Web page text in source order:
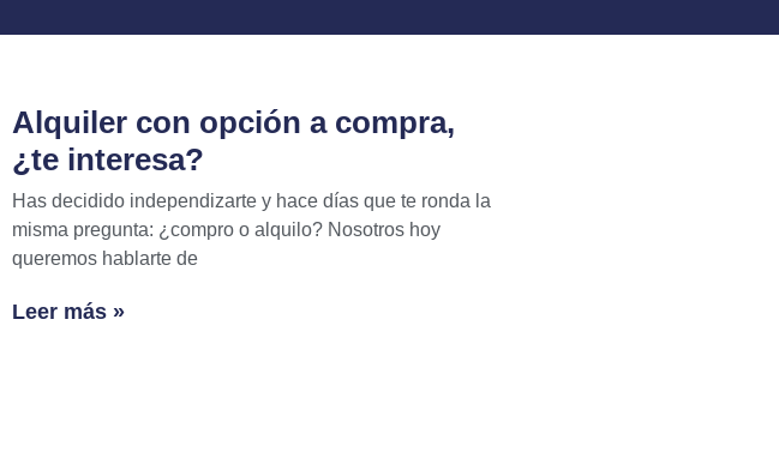
Alquiler con opción a compra,
¿te interesa?
Has decidido independizarte y hace días que te ronda la
misma pregunta: ¿compro o alquilo? Nosotros hoy
queremos hablarte de
Leer más »